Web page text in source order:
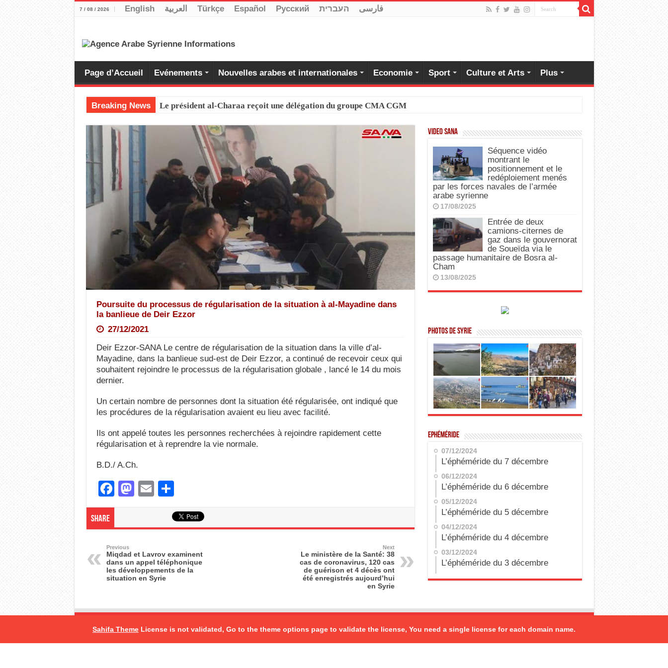
7 / 08 / 2026 English العربية Türkçe Español Pусский העברית فارسی
Page d’Accueil Evénements Nouvelles arabes et internationales Economie Sport Culture et Arts Plus
Breaking News Le président al-Charaa reçoit une délégation du groupe CMA CGM
Poursuite du processus de régularisation de la situation à al-Mayadine dans
la banlieue de Deir Ezzor
27/12/2021
Deir Ezzor-SANA Le centre de régularisation de la situation dans la ville d’al-
Mayadine, dans la banlieue sud-est de Deir Ezzor, a continué de recevoir ceux qui
souhaitent rejoindre le processus de la régularisation globale , lancé le 14 du mois
dernier.
Un certain nombre de personnes dont la situation été régularisée, ont indiqué que
les procédures de la régularisation avaient eu lieu avec facilité.
Ils ont appelé toutes les personnes recherchées à rejoindre rapidement cette
régularisation et à reprendre la vie normale.
B.D./ A.Ch.
F
a
b
o
o
M
d
o
n
E
ar
Share
Previous
Miqdad et Lavrov examinent
dans un appel téléphonique
les développements de la
situation en Syrie
Next
Le ministère de la Santé: 38
cas de coronavirus, 120 cas
de guérison et 4 décès ont
été enregistrés aujourd’hui
en Syrie
Video SANA
Séquence vidéo
montrant le
positionnement et le
redéploiement menés
par les forces navales de l’armée
arabe syrienne
17/08/2025
Entrée de deux
camions-citernes de
gaz dans le gouvernorat
de Soueïda via le
passage humanitaire de Bosra al-
Cham
13/08/2025
Photos de Syrie
Ephéméride
07/12/2024
L’éphéméride du 7 décembre
06/12/2024
L’éphéméride du 6 décembre
05/12/2024
L’éphéméride du 5 décembre
04/12/2024
L’éphéméride du 4 décembre
03/12/2024
L’éphéméride du 3 décembre
Sahifa Theme License is not validated, Go to the theme options page to validate the license, You need a single license for each domain name.